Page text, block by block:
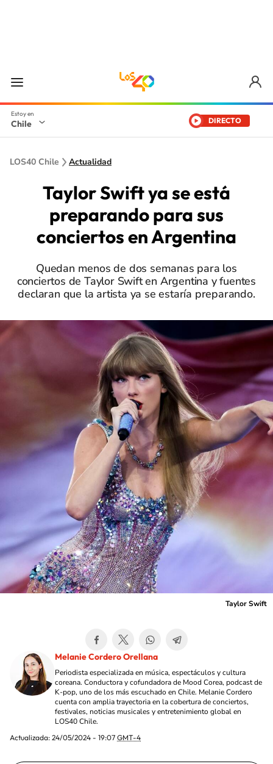
Chile DIRECTO
LOS40 Chile Actualidad
Taylor Swift ya se está
preparando para sus
conciertos en Argentina
Quedan menos de dos semanas para los
conciertos de Taylor Swift en Argentina y fuentes
declaran que la artista ya se estaría preparando.
Taylor Swift
Melanie Cordero Orellana
Periodista especializada en música, espectáculos y cultura
coreana. Conductora y cofundadora de Mood Corea, podcast de
K-pop, uno de los más escuchado en Chile. Melanie Cordero
cuenta con amplia trayectoria en la cobertura de conciertos,
festivales, noticias musicales y entretenimiento global en
LOS40 Chile.
Actualizada: 24/05/2024 - 19:07 GMT-4